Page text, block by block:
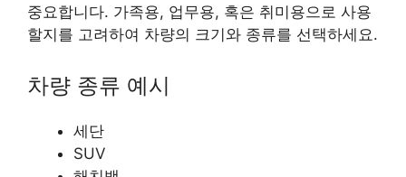
중요합니다. 가족용, 업무용, 혹은 취미용으로 사용
할지를 고려하여 차량의 크기와 종류를 선택하세요.
차량 종류 예시
세단
SUV